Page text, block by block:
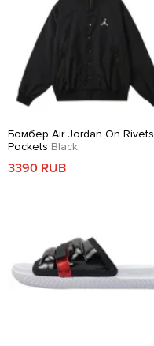
Бомбер Air Jordan On Rivets
Pockets Black
3390 RUB